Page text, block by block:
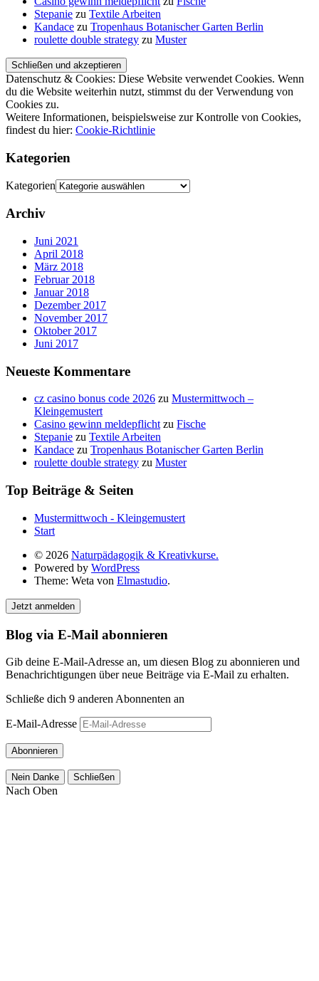
Stepanie zu Textile Arbeiten
Kandace zu Tropenhaus Botanischer Garten Berlin
roulette double strategy zu Muster
Datenschutz & Cookies: Diese Website verwendet Cookies. Wenn
du die Website weiterhin nutzt, stimmst du der Verwendung von
Cookies zu.
Weitere Informationen, beispielsweise zur Kontrolle von Cookies,
findest du hier: Cookie-Richtlinie
Kategorien
Kategorien
Archiv
Juni 2021
April 2018
März 2018
Februar 2018
Januar 2018
Dezember 2017
November 2017
Oktober 2017
Juni 2017
Neueste Kommentare
cz casino bonus code 2026 zu Mustermittwoch –
Kleingemustert
Casino gewinn meldepflichtzu Fische
Stepanie zu Textile Arbeiten
Kandace zu Tropenhaus Botanischer Garten Berlin
roulette double strategy zu Muster
Top Beiträge & Seiten
Mustermittwoch - Kleingemustert
Start
© 2026 Naturpädagogik & Kreativkurse.
Powered by WordPress
Theme: Weta von Elmastudio.
Jetzt anmelden
Blog via E-Mail abonnieren
Gib deine E-Mail-Adresse an, um diesen Blog zu abonnieren und
Benachrichtigungen über neue Beiträge via E-Mail zu erhalten.
Schließe dich 9 anderen Abonnenten an
E-Mail-Adresse
Abonnieren
Nein Danke Schließen
Nach Oben